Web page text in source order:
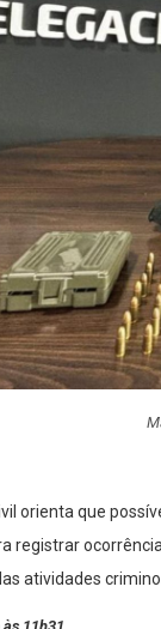
orienta que
registrar
atividades